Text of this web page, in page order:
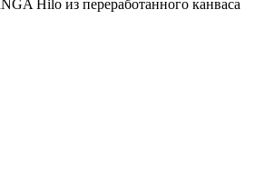
Hilo из переработанного канваса